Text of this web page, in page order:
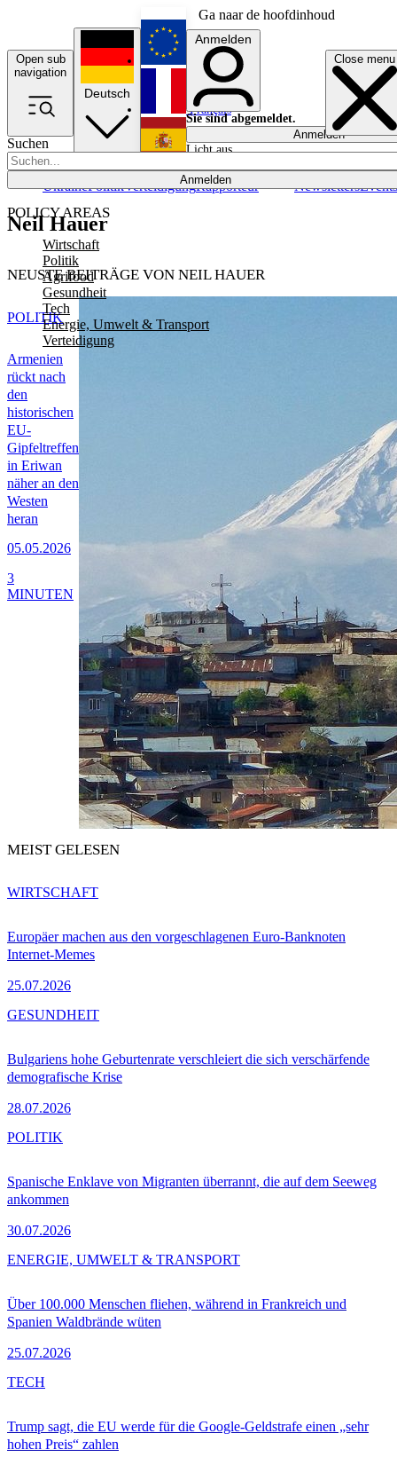
Ga naar de hoofdinhoud
Open sub
navigation
Close menu
Suchen
Anmelden
POLICY AREAS
Wirtschaft
Politik
Agrifood
Gesundheit
Tech
Energie, Umwelt & Transport
Verteidigung
UkrainePolitikVerteidigungRapporteur NewslettersEvents
Deutsch
English
Français
Anmelden
Sie sind abgemeldet.
Anmelden
Licht aus
Neil Hauer
NEUSTE BEITRÄGE VON NEIL HAUER
Armenien
rückt nach
den
historischen
EU-
Gipfeltreffen
in Eriwan
näher an den
Westen
heran
05.05.2026
POLITIK
3
MINUTEN
MEIST GELESEN
Europäer machen aus den vorgeschlagenen Euro-Banknoten
Internet-Memes
25.07.2026
WIRTSCHAFT
Bulgariens hohe Geburtenrate verschleiert die sich verschärfende
demografische Krise
28.07.2026
GESUNDHEIT
Spanische Enklave von Migranten überrannt, die auf dem Seeweg
ankommen
30.07.2026
POLITIK
Über 100.000 Menschen fliehen, während in Frankreich und
Spanien Waldbrände wüten
25.07.2026
ENERGIE, UMWELT & TRANSPORT
Trump sagt, die EU werde für die Google-Geldstrafe einen „sehr
hohen Preis“ zahlen
TECH